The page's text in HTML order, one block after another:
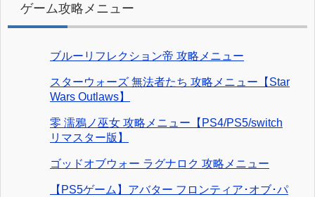
ゲーム攻略メニュー
ブルーリフレクション帝 攻略メニュー
スターウォーズ 無法者たち 攻略メニュー【Star
Wars Outlaws】
零 濡鴉ノ巫女 攻略メニュー【PS4/PS5/switch
リマスター版】
ゴッドオブウォー ラグナロク 攻略メニュー
【PS5ゲーム】アバター フロンティア･オブ･パ